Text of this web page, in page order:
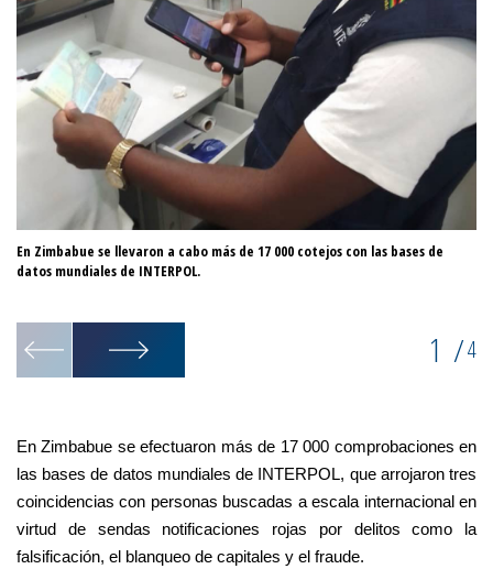
En Zimbabue se llevaron a cabo más de 17 000 cotejos con las bases de
datos mundiales de INTERPOL.
1 /4
En Zimbabue se efectuaron más de 17 000 comprobaciones en
las bases de datos mundiales de INTERPOL, que arrojaron tres
coincidencias con personas buscadas a escala internacional en
virtud de sendas notificaciones rojas por delitos como la
falsificación, el blanqueo de capitales y el fraude.